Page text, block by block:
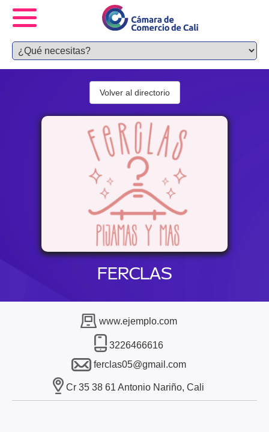
FERCLAS
Volver al directorio
www.ejemplo.com
3226466616
ferclas05@gmail.com
Cr 35 38 61 Antonio Nariño, Cali